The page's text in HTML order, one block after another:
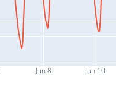
Jun 8 Jun 10